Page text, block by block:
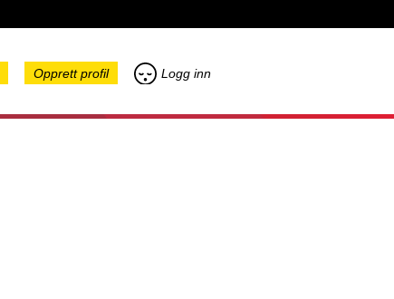
Opprett profil Logg inn